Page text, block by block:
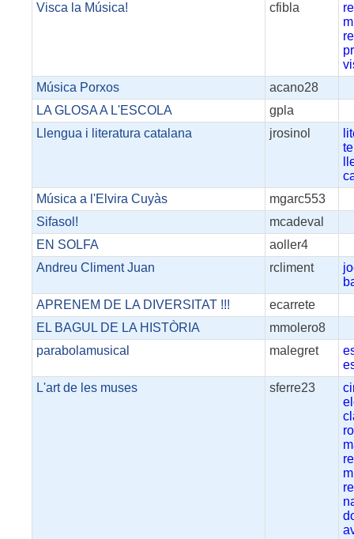
Visca la Música!
cfibla
Música Porxos
acano28
LA GLOSA A L'ESCOLA
gpla
Llengua i literatura catalana
jrosinol
Música a l'Elvira Cuyàs
mgarc553
Sifasol!
mcadeval
EN SOLFA
aoller4
Andreu Climent Juan
rcliment
APRENEM DE LA DIVERSITAT !!!
ecarrete
EL BAGUL DE LA HISTÒRIA
mmolero8
parabolamusical
malegret
L'art de les muses
sferre23